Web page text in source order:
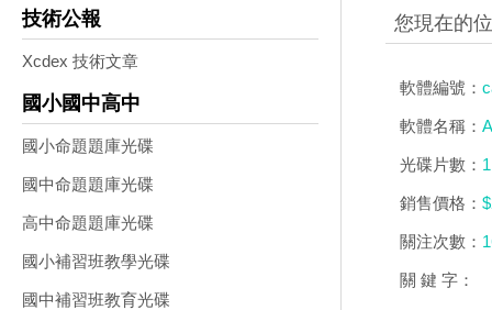
技術公報
Xcdex 技術文章
國小國中高中
國小命題題庫光碟
國中命題題庫光碟
高中命題題庫光碟
國小補習班教學光碟
國中補習班教育光碟
軟體編號：
軟體名稱：
光碟片數： 1
銷售價格：
關注次數：
關 鍵 字：